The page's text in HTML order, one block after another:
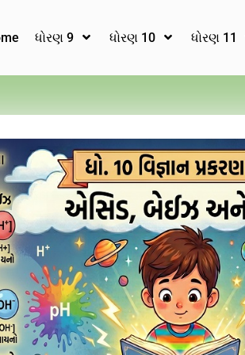
ધોરણ 9 ધોરણ 10 ધોરણ 11